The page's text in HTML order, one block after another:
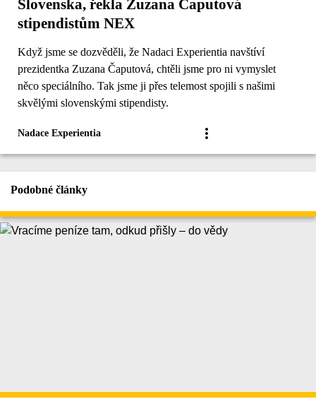
Slovenska, řekla Zuzana Čaputová
stipendistům NEX
Když jsme se dozvěděli, že Nadaci Experientia navštíví
prezidentka Zuzana Čaputová, chtěli jsme pro ni vymyslet
něco speciálního. Tak jsme ji přes telemost spojili s našimi
skvělými slovenskými stipendisty.
Nadace Experientia
Podobné články